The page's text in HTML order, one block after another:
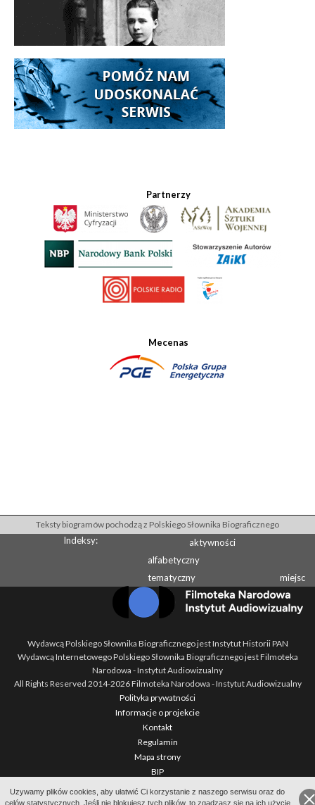
Partnerzy
Mecenas
Uzywamy plików cookies, aby ułatwić Ci korzystanie z naszego serwisu oraz do
celów statystycznych. Jeśli nie blokujesz tych plików, to zgadzasz się na ich użycie
Teksty biogramów pochodzą z Polskiego Słownika Biograficznego
Indeksy:
aktywności
alfabetyczny
tematyczny
miejsc
Wydawcą Polskiego Słownika Biograficznego jest Instytut Historii PAN
Wydawcą Internetowego Polskiego Słownika Biograficznego jest Filmoteka
Narodowa - Instytut Audiowizualny
All Rights Reserved 2014-2026Filmoteka Narodowa - Instytut Audiowizualny
Polityka prywatności
Informacje o projekcie
Kontakt
Regulamin
Mapa strony
BIP